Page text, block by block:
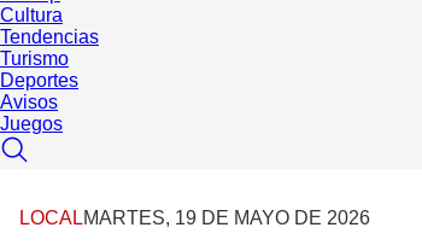
Cultura
Tendencias
Turismo
Deportes
Avisos
Juegos
LOCALMARTES, 19 DE MAYO DE 2026